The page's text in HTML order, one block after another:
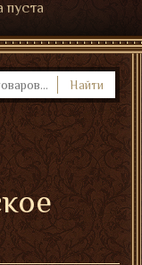
пуста
Найти